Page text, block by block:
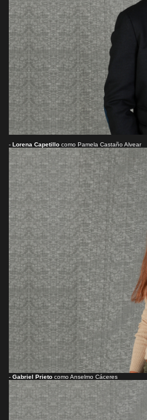
- Lorena Capetillo como Pamela Castaño Alvear
- Gabriel Prieto como Anselmo Cáceres